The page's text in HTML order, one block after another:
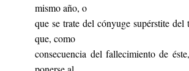
mismo año, o
que se trate del cónyuge supérstite
que, como
consecuencia del fallecimiento de